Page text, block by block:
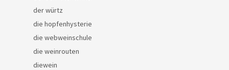
der würtz
die hopfenhysterie
die webweinschule
die weinrouten
diewein